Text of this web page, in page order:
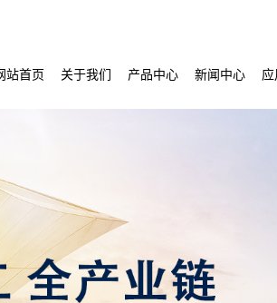
站首页 关于我们 产品中心 新闻中心